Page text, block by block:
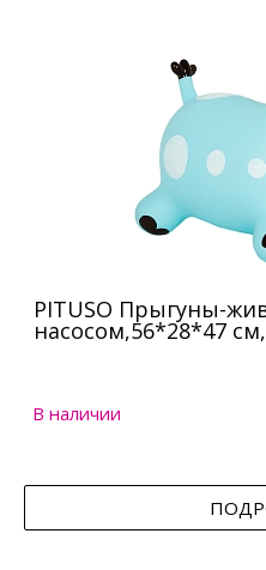
PITUSO Прыгуны-
насосом,56*28*47
В наличии